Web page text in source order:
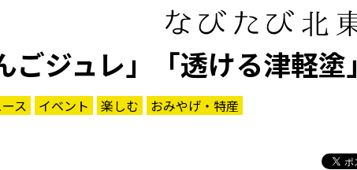
ジュレ」「透ける津軽塗」
ス イベント 楽しむ おみやげ・特産